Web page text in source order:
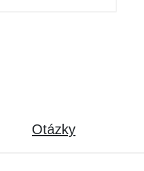
Otázky